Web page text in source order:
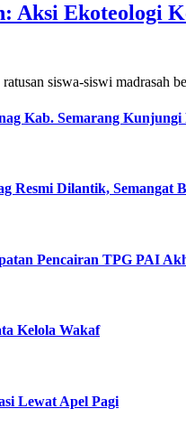
Aksi Ekoteologi
siswa-siswi madrasah
Kab. Semarang
Resmi Dilantik, Semangat
Pencairan TPG PAI
Kelola Wakaf
Lewat Apel Pagi